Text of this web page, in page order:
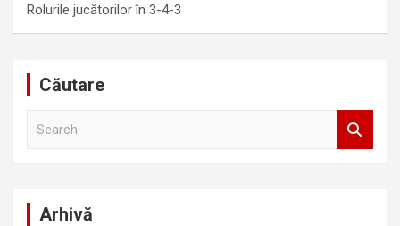
Rolurile jucătorilor în 3-4-3
Căutare
Arhivă